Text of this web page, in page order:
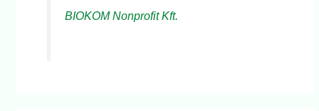
BIOKOM Nonprofit Kft.